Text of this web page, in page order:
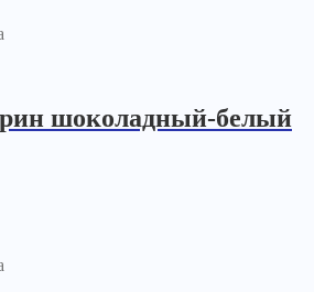
шоколадный-белый